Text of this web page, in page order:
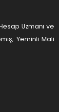
Uzmanı ve
Yeminli Mali